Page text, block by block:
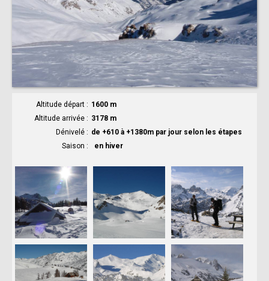
Altitude départ
1600 m
Altitude arrivée
3178 m
Dénivelé
de +610 à +1380m par jour selon les étapes
Saison
en hiver